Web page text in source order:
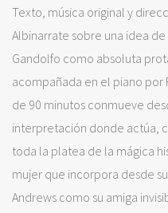
Texto, música original y
Albinarrate sobre una idea
Gandolfo como absoluta
acompañada en el piano por
de 90 minutos conmueve
interpretación donde actúa,
toda la platea de la mágica
mujer que incorpora desde
Andrews como su amiga